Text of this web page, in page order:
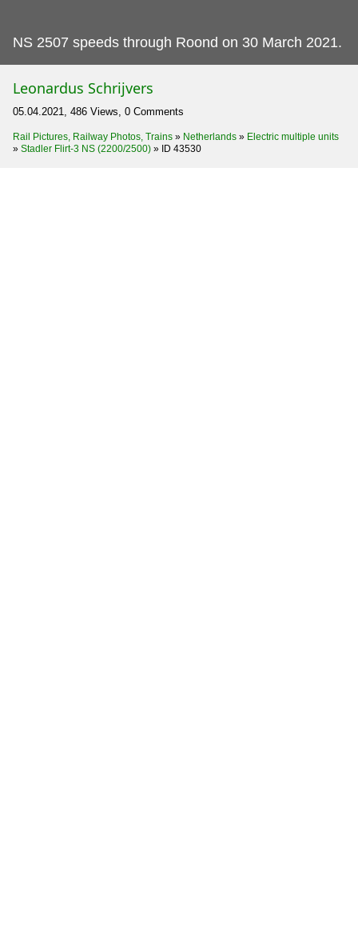
NS 2507 speeds through Roond on 30 March 2021.
Leonardus Schrijvers
05.04.2021, 486 Views, 0 Comments
Rail Pictures, Railway Photos, Trains » Netherlands » Electric multiple units
» Stadler Flirt-3 NS (2200/2500) » ID 43530